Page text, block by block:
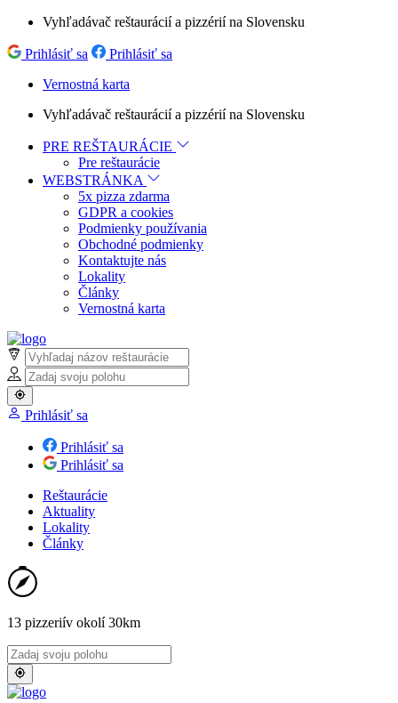
Vyhľadávač reštaurácií a pizzérií na Slovensku
Prihlásiť sa
Prihlásiť sa
Vernostná karta
Vyhľadávač reštaurácií a pizzérií na Slovensku
PRE REŠTAURÁCIE
Pre reštaurácie
WEBSTRÁNKA
5x pizza zdarma
GDPR a cookies
Podmienky používania
Obchodné podmienky
Kontaktujte nás
Lokality
Články
Vernostná karta
Prihlásiť sa
Prihlásiť sa
Prihlásiť sa
Reštaurácie
Aktuality
Lokality
Články
13 pizzeriív okolí 30km